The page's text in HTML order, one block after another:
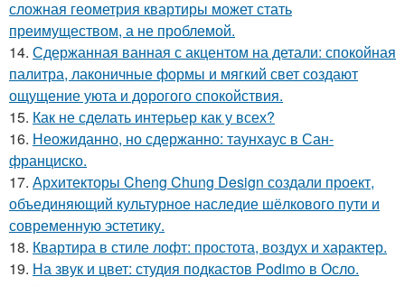
сложная геометрия квартиры может стать
преимуществом, а не проблемой.
14. Сдержанная ванная с акцентом на детали: спокойная
палитра, лаконичные формы и мягкий свет создают
ощущение уюта и дорогого спокойствия.
15. Как не сделать интерьер как у всех?
16. Неожиданно, но сдержанно: таунхаус в Сан-
франциско.
17. Архитекторы Cheng Chung Design создали проект,
объединяющий культурное наследие шёлкового пути и
современную эстетику.
18. Квартира в стиле лофт: простота, воздух и характер.
19. На звук и цвет: студия подкастов Podimo в Осло.